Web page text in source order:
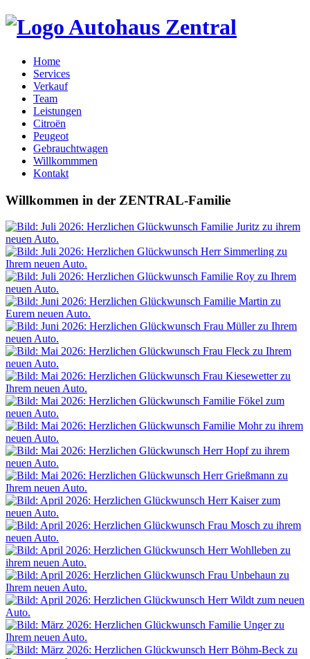
Home
Services
Verkauf
Team
Leistungen
Citroën
Peugeot
Gebrauchtwagen
Willkommmen
Kontakt
Willkommen in der ZENTRAL-Familie